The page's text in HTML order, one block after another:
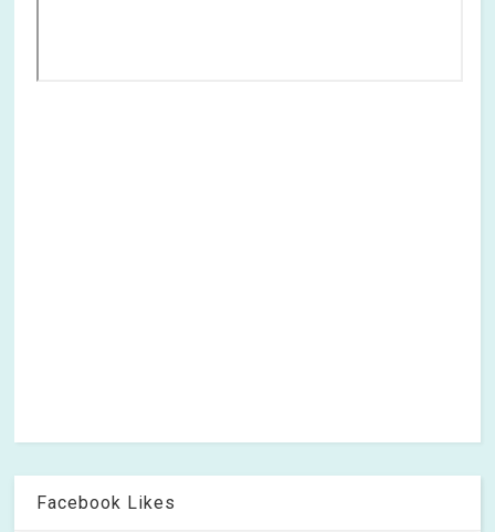
Facebook Likes